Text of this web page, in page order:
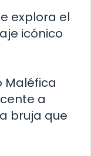
explora el
icónico
Maléfica
a
bruja que